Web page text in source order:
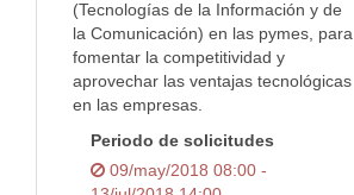
(Tecnologías de la Información y de
la Comunicación) en las pymes, para
fomentar la competitividad y
aprovechar las ventajas tecnológicas
en las empresas.
Periodo de solicitudes
09/may/2018 08:00 -